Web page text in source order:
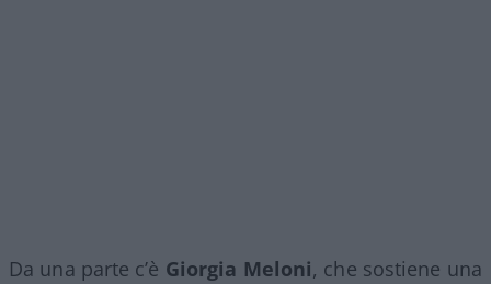
Da una parte c’è Giorgia Meloni, che sostiene una